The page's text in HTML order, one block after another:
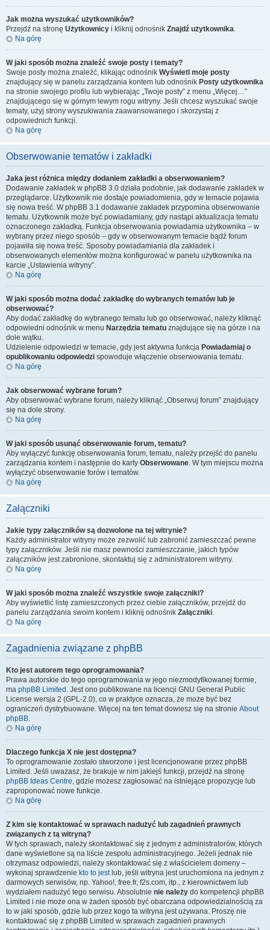
Jak można wyszukać użytkowników?
Przejdź na stronę Użytkownicy i kliknij odnośnik Znajdź użytkownika.
Na górę
W jaki sposób można znaleźć swoje posty i tematy?
Swoje posty można znaleźć, klikając odnośnik Wyświetl moje posty
znajdujący się w panelu zarządzania kontem lub odnośnik Posty użytkownika
na stronie swojego profilu lub wybierając „Twoje posty” z menu „Więcej…”
znajdującego się w górnym lewym rogu witryny. Jeśli chcesz wyszukać swoje
tematy, użyj strony wyszukiwania zaawansowanego i skorzystaj z
odpowiednich funkcji.
Na górę
Obserwowanie tematów i zakładki
Jaka jest różnica między dodaniem zakładki a obserwowaniem?
Dodawanie zakładek w phpBB 3.0 działa podobnie, jak dodawanie zakładek w
przeglądarce. Użytkownik nie dostaje powiadomienia, gdy w temacie pojawia
się nowa treść. W phpBB 3.1 dodawanie zakładek przypomina obserwowanie
tematu. Użytkownik może być powiadamiany, gdy nastąpi aktualizacja tematu
oznaczonego zakładką. Funkcja obserwowania powiadamia użytkownika – w
wybrany przez niego sposób – gdy w obserwowanym temacie bądź forum
pojawiła się nowa treść. Sposoby powiadamiania dla zakładek i
obserwowanych elementów można konfigurować w panelu użytkownika na
karcie „Ustawienia witryny”.
Na górę
W jaki sposób można dodać zakładkę do wybranych tematów lub je
obserwować?
Aby dodać zakładkę do wybranego tematu lub go obserwować, należy kliknąć
odpowiedni odnośnik w menu Narzędzia tematu znajdujące się na górze i na
dole wątku.
Udzielenie odpowiedzi w temacie, gdy jest aktywna funkcja Powiadamiaj o
opublikowaniu odpowiedzi spowoduje włączenie obserwowania tematu.
Na górę
Jak obserwować wybrane forum?
Aby obserwować wybrane forum, należy kliknąć „Obserwuj forum” znajdujący
się na dole strony.
Na górę
W jaki sposób usunąć obserwowanie forum, tematu?
Aby wyłączyć funkcję obserwowania forum, tematu, należy przejść do panelu
zarządzania kontem i następnie do karty Obserwowane. W tym miejscu można
wyłączyć obserwowanie forów i tematów.
Na górę
Załączniki
Jakie typy załączników są dozwolone na tej witrynie?
Każdy administrator witryny może zezwolić lub zabronić zamieszczać pewne
typy załączników. Jeśli nie masz pewności zamieszczanie, jakich typów
załączników jest zabronione, skontaktuj się z administratorem witryny.
Na górę
W jaki sposób można znaleźć wszystkie swoje załączniki?
Aby wyświetlić listę zamieszczonych przez ciebie załączników, przejdź do
panelu zarządzania swoim kontem i kliknij odnośnik Załączniki.
Na górę
Zagadnienia związane z phpBB
Kto jest autorem tego oprogramowania?
Prawa autorskie do tego oprogramowania w jego niezmodyfikowanej formie,
ma phpBB Limited . Jest ono publikowane na licencji GNU General Public
License wersja 2 (GPL-2.0), co w praktyce oznacza, że może być bez
ograniczeń dystrybuowane. Więcej na ten temat dowiesz się na stronie About
phpBB.
Na górę
Dlaczego funkcja X nie jest dostępna?
To oprogramowanie zostało stworzone i jest licencjonowane przez phpBB
Limited. Jeśli uważasz, że brakuje w nim jakiejś funkcji, przejdź na stronę
phpBB Ideas Centre, gdzie możesz zagłosować na istniejące propozycje lub
zaproponować nowe funkcje.
Na górę
Z kim się kontaktować w sprawach nadużyć lub zagadnień prawnych
związanych z tą witryną?
W tych sprawach, należy skontaktować się z jednym z administratorów, których
dane wyświetlone są na liście zespołu administracyjnego. Jeżeli jednak nie
otrzymasz odpowiedzi, należy skontaktować się z właścicielem domeny –
wykonaj sprawdzenie kto to jestlub, jeśli witryna jest uruchomiona na jednym z
darmowych serwisów, np. Yahoo!, free.fr, f2s.com, itp., z kierownictwem lub
wydziałem nadużyć tego serwisu. Absolutnie nie należy do kompetencji phpBB
Limited i nie może ona w żaden sposób być obarczana odpowiedzialnością za
to w jaki sposób, gdzie lub przez kogo ta witryna jest używana. Proszę nie
kontaktować się z phpBB Limited w sprawach zagadnień prawnych